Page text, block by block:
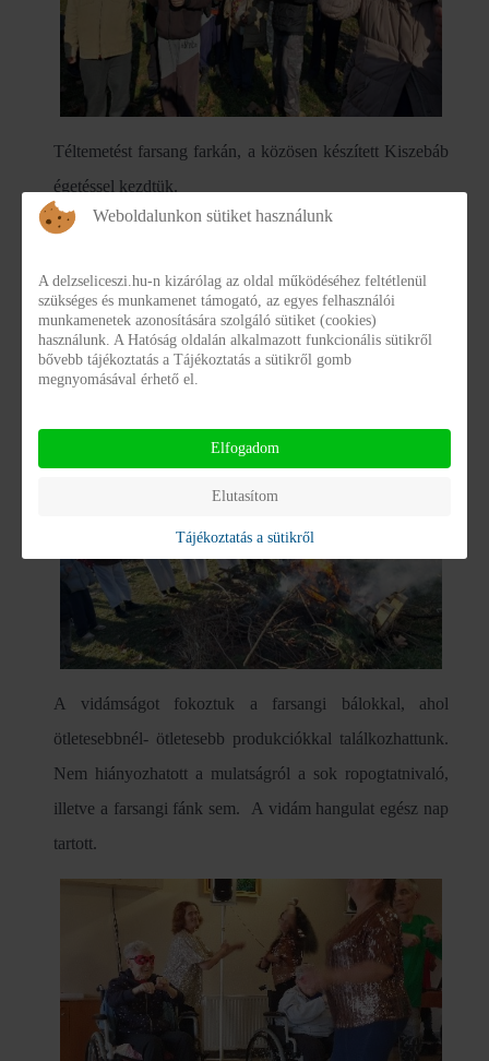
Téltemetést farsang farkán, a közösen készített Kiszebáb
égetéssel kezdtük.
A vidámságot fokoztuk a farsangi bálokkal, ahol
ötletesebbnél- ötletesebb produkciókkal találkozhattunk.
Nem hiányozhatott a mulatságról a sok ropogtatnivaló,
illetve a farsangi fánk sem. A vidám hangulat egész nap
tartott.
Weboldalunkon sütiket használunk
A delzseliceszi.hu-n kizárólag az oldal működéséhez feltétlenül
szükséges és munkamenet támogató, az egyes felhasználói
munkamenetek azonosítására szolgáló sütiket (cookies)
használunk. A Hatóság oldalán alkalmazott funkcionális sütikről
bővebb tájékoztatás a Tájékoztatás a sütikről gomb
megnyomásával érhető el.
Elfogadom
Elutasítom
Tájékoztatás a sütikről